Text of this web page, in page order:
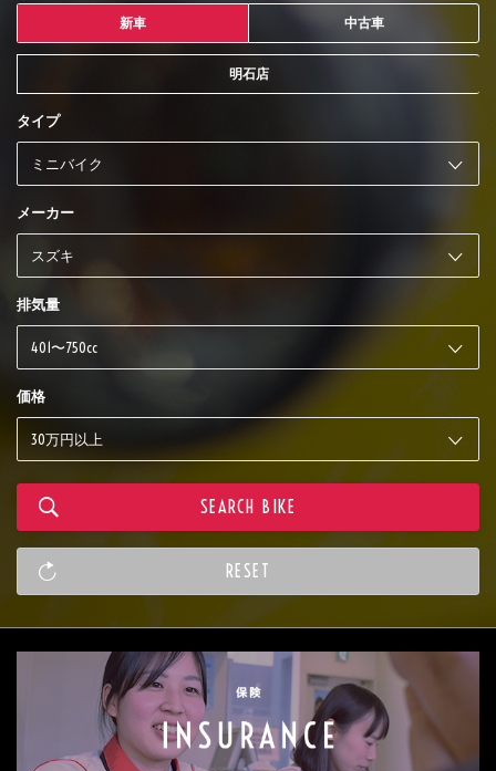
新車 中古車
明石店
タイプ
メーカー
排気量
価格